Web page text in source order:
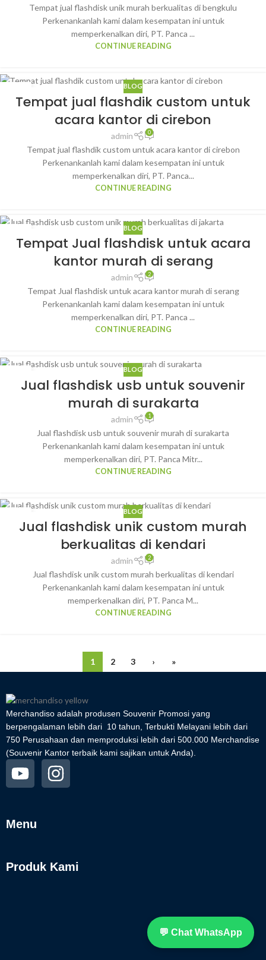
💬 Chat WhatsApp
Tempat jual flashdisk unik murah berkualitas di bengkulu
Perkenankanlah kami dalam kesempatan ini untuk
memperkenalkan diri, PT. Panca ...
CONTINUE READING
BLOG
Tempat jual flashdik custom untuk
acara kantor di cirebon
admin 0
Tempat jual flashdik custom untuk acara kantor di cirebon
Perkenankanlah kami dalam kesempatan ini untuk
memperkenalkan diri, PT. Panca...
CONTINUE READING
BLOG
Tempat Jual flashdisk untuk acara
kantor murah di serang
admin 2
Tempat Jual flashdisk untuk acara kantor murah di serang
Perkenankanlah kami dalam kesempatan ini untuk
memperkenalkan diri, PT. Panca ...
CONTINUE READING
JAN
BLOG
Jual flashdisk usb untuk souvenir
murah di surakarta
admin 1
Jual flashdisk usb untuk souvenir murah di surakarta
Perkenankanlah kami dalam kesempatan ini untuk
memperkenalkan diri, PT. Panca Mitr...
CONTINUE READING
JAN
BLOG
Jual flashdisk unik custom murah
berkualitas di kendari
admin 2
Jual flashdisk unik custom murah berkualitas di kendari
Perkenankanlah kami dalam kesempatan ini untuk
memperkenalkan diri, PT. Panca M...
CONTINUE READING
1 2 3 › »
Merchandiso adalah produsen Souvenir Promosi yang
berpengalaman lebih dari 10 tahun, Terbukti Melayani lebih dari
750 Perusahaan dan memproduksi lebih dari 500.000 Merchandise
(Souvenir Kantor terbaik kami sajikan untuk Anda).
Menu
Produk Kami